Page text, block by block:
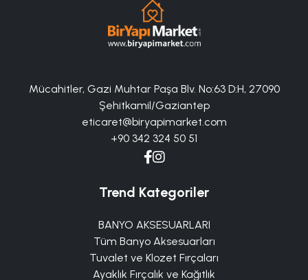
Mücahitler, Gazi Muhtar Paşa Blv. No:63 D:H, 27090
Şehitkamil/Gaziantep
eticaret@biryapimarket.com
+90 342 324 50 51
Trend Kategoriler
BANYO AKSESUARLARI
Tüm Banyo Aksesuarları
Tuvalet ve Klozet Fırçaları
Ayaklık Fırçalık ve Kağıtlık